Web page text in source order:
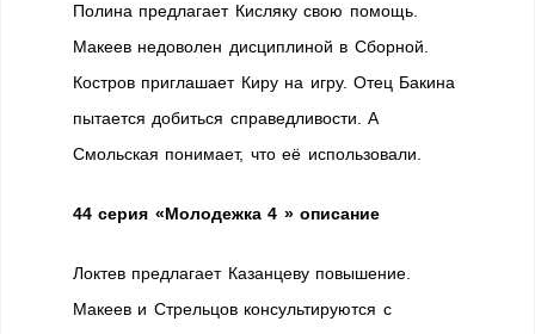
Полина предлагает Кисляку свою помощь.
Макеев недоволен дисциплиной в Сборной.
Костров приглашает Киру на игру. Отец Бакина
пытается добиться справедливости. А
Смольская понимает, что её использовали.
44 серия «Молодежка 4 » описание
Локтев предлагает Казанцеву повышение.
Макеев и Стрельцов консультируются с